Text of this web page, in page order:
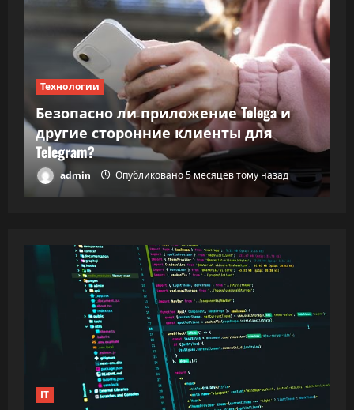
Технологии
Безопасно ли приложение Telega и
другие сторонние клиенты для
Telegram?
admin Опубликовано 5 месяцев тому назад
IT